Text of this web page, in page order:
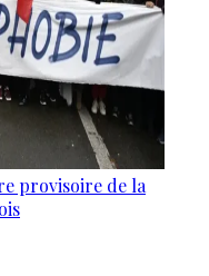
provisoire de la